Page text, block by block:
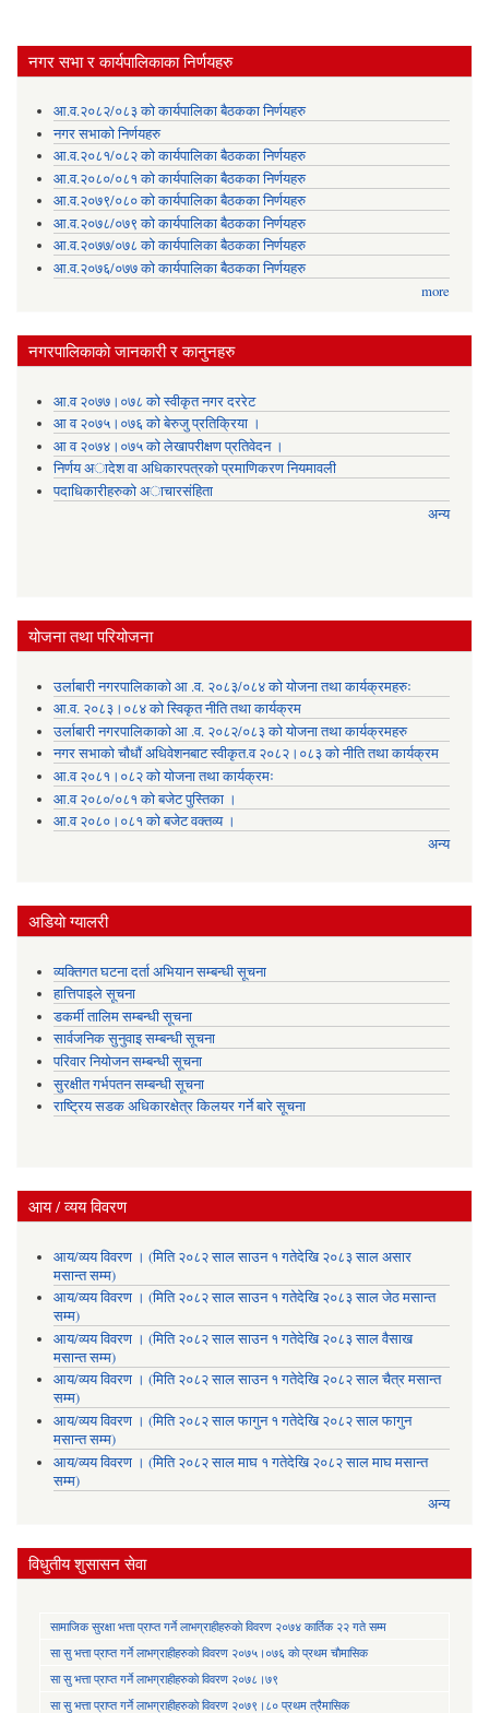
नगर सभा र कार्यपालिकाका निर्णयहरु
आ.व.२०८२/०८३ को कार्यपालिका बैठकका निर्णयहरु
नगर सभाको निर्णयहरु
आ.व.२०८१/०८२ को कार्यपालिका बैठकका निर्णयहरु
आ.व.२०८०/०८१ को कार्यपालिका बैठकका निर्णयहरु
आ.व.२०७९/०८० को कार्यपालिका बैठकका निर्णयहरु
आ.व.२०७८/०७९ को कार्यपालिका बैठकका निर्णयहरु
आ.व.२०७७/०७८ को कार्यपालिका बैठकका निर्णयहरु
आ.व.२०७६/०७७ को कार्यपालिका बैठकका निर्णयहरु
more
नगरपालिकाकाे जानकारी र कानुनहरु
आ.व २०७७।०७८ को स्वीकृत नगर दररेट
आ व २०७५।०७६ को बेरुजु प्रतिक्रिया ।
आ व २०७४।०७५ काे लेखापरीक्षण प्रतिवेदन ।
निर्णय अादेश वा अधिकारपत्रकाे प्रमाणिकरण नियमावली
पदाधिकारीहरुको अाचारसंहिता
अन्य
योजना तथा परियोजना
उर्लाबारी नगरपालिकाको आ .व. २०८३/०८४ को योजना तथा कार्यक्रमहरुः
आ.व. २०८३।०८४ को स्विकृत नीति तथा कार्यक्रम
उर्लाबारी नगरपालिकाको आ .व. २०८२/०८३ को योजना तथा कार्यक्रमहरु
नगर सभाको चौधौं अधिवेशनबाट स्वीकृत.व २०८२।०८३ को नीति तथा कार्यक्रम
आ.व २०८१।०८२ को योजना तथा कार्यक्रमः
आ.व २०८०/०८१ को बजेट पुस्तिका ।
आ.व २०८०।०८१ को बजेट वक्तव्य ।
अन्य
अडियाे ग्यालरी
व्यक्तिगत घटना दर्ता अभियान सम्बन्धी सूचना
हात्तिपाइले सूचना
डकर्मी तालिम सम्बन्धी सूचना
सार्वजनिक सुनुवाइ सम्बन्धी सूचना
परिवार नियोजन सम्बन्धी सूचना
सुरक्षीत गर्भपतन सम्बन्धी सूचना
राष्ट्रिय सडक अधिकारक्षेत्र किलयर गर्ने बारे सूचना
आय / व्यय विवरण
आय/व्यय विवरण । (मिति २०८२ साल साउन १ गतेदेखि २०८३ साल असार
मसान्त सम्म)
आय/व्यय विवरण । (मिति २०८२ साल साउन १ गतेदेखि २०८३ साल जेठ मसान्त
सम्म)
आय/व्यय विवरण । (मिति २०८२ साल साउन १ गतेदेखि २०८३ साल वैसाख
मसान्त सम्म)
आय/व्यय विवरण । (मिति २०८२ साल साउन १ गतेदेखि २०८२ साल चैत्र मसान्त
सम्म)
आय/व्यय विवरण । (मिति २०८२ साल फागुन १ गतेदेखि २०८२ साल फागुन
मसान्त सम्म)
आय/व्यय विवरण । (मिति २०८२ साल माघ १ गतेदेखि २०८२ साल माघ मसान्त
सम्म)
अन्य
विधुतीय शुसासन सेवा
सामाजिक सुरक्षा भत्ता प्राप्त गर्ने लाभग्राहीहरुकाे विवरण २०७४ कार्तिक २२ गते सम्म
सा‍ सु भत्ता प्राप्त गर्ने लाभग्राहीहरुकाे विवरण २०७५।०७६ काे प्रथम चाैमासिक
सा‍ सु भत्ता प्राप्त गर्ने लाभग्राहीहरुकाे विवरण २०७८।७९
सा‍ सु भत्ता प्राप्त गर्ने लाभग्राहीहरुकाे विवरण २०७९।८० प्रथम त्रैमासिक